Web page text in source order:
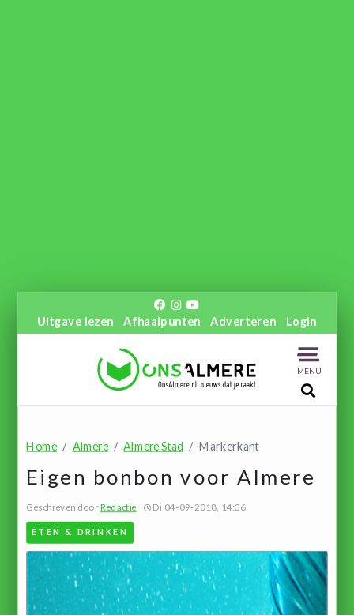
Uitgave lezen Afhaalpunten Adverteren Login
MENU
Home Almere Almere Stad Markerkant
Eigen bonbon voor Almere
Geschreven doorRedactie Di 04-09-2018, 14:36
ETEN & DRINKEN